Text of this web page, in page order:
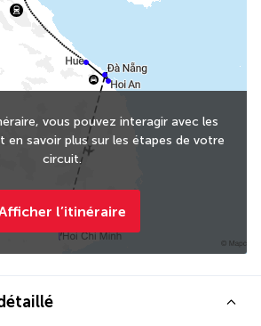
vous pouvez interagir avec les
en savoir plus sur les étapes de votre
circuit.
l’itinéraire